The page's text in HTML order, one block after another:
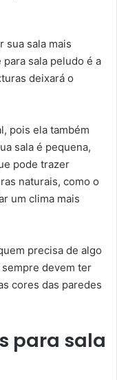
sua sala mais
sala peludo é a
deixará o
pois ela também
sala é pequena,
pode trazer
naturais, como o
um clima mais
precisa de algo
devem ter
cores das paredes
para sala